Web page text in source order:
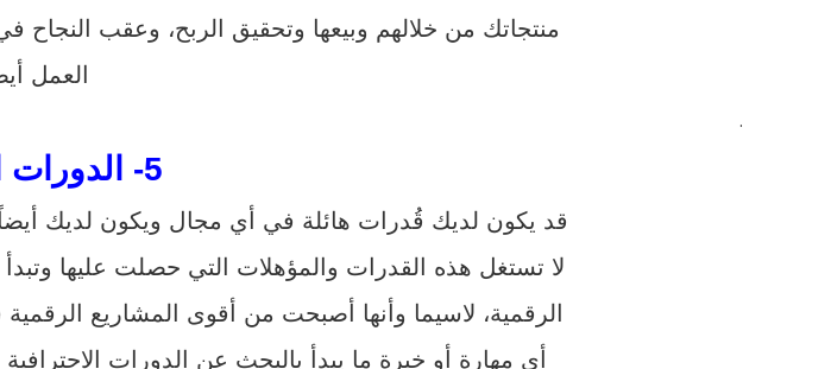
منتجاتك من خلالهم وبيعها وتحقيق الربح، وعقب
العمل
.
5- الدورات الرقمية
قد يكون لديك قُدرات هائلة في أي مجال ويكون لديك
لا تستغل هذه القدرات والمؤهلات التي حصلت عليها
الرقمية، لاسيما وأنها أصبحت من أقوى المشاريع
أي مهارة أو خبرة ما يبدأ بالبحث عن الدورات